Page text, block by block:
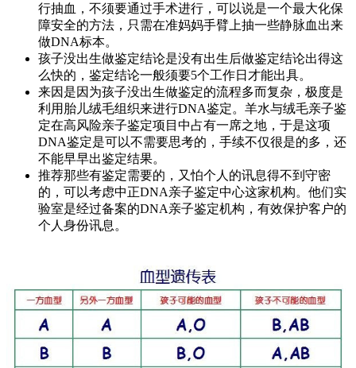
行抽血，不须要通过手术进行，可以说是一个最大化保
障安全的方法，只需在准妈妈手臂上抽一些静脉血出来
做DNA标本。
孩子没出生做鉴定结论是没有出生后做鉴定结论出得这
么快的，鉴定结论一般须要5个工作日才能出具。
来因是因为孩子没出生做鉴定的流程多而复杂，极度是
利用胎儿绒毛组织来进行DNA鉴定。羊水与绒毛亲子鉴
定在高风险亲子鉴定项目中占有一席之地，于是这项
DNA鉴定是可以不需要思考的，手续不仅很是的多，还
不能早早出鉴定结果。
推荐那些有鉴定需要的，又怕个人的讯息得不到守密
的，可以考虑中正DNA亲子鉴定中心这家机构。他们实
验室是经过备案的DNA亲子鉴定机构，有效保护客户的
个人身份讯息。